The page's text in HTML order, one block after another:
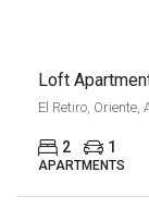
Loft
2 1
APARTMENTS